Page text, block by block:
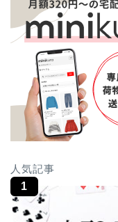
人気記事